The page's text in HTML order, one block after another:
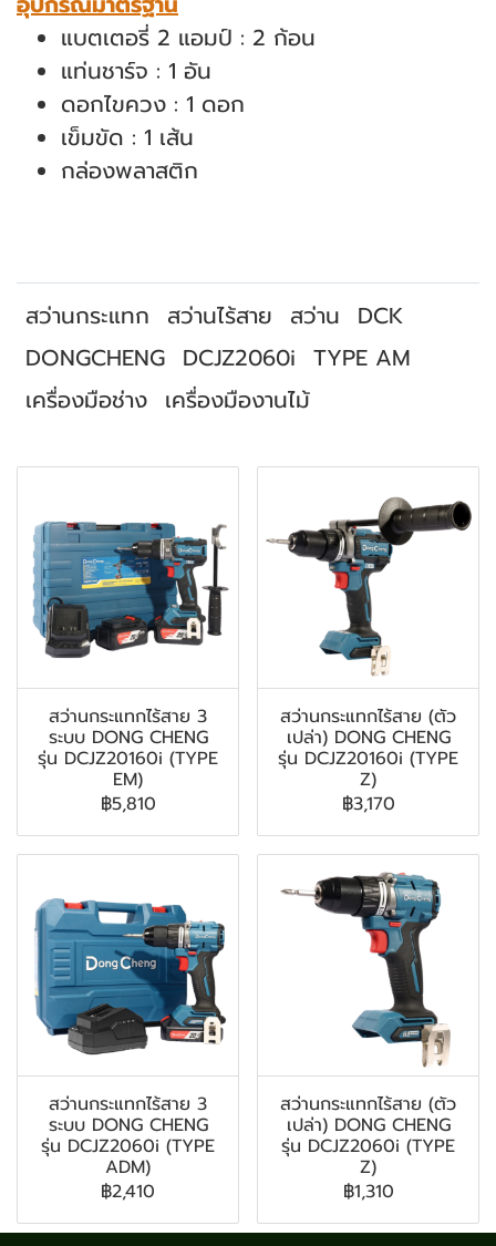
แบตเตอรี่ 2 แอมป์ : 2 ก้อน
แท่นชาร์จ : 1 อัน
ดอกไขควง : 1 ดอก
เข็มขัด : 1 เส้น
กล่องพลาสติก
สว่านกระแทก สว่านไร้สาย สว่าน DCK
DONGCHENG DCJZ2060i TYPE AM
เครื่องมือช่าง เครื่องมืองานไม้
สว่านกระแทกไร้สาย 3
ระบบ DONG CHENG
รุ่น DCJZ20160i (TYPE
EM)
฿5,810
สว่านกระแทกไร้สาย (ตัว
เปล่า) DONG CHENG
รุ่น DCJZ20160i (TYPE
Z)
฿3,170
สว่านกระแทกไร้สาย 3
ระบบ DONG CHENG
รุ่น DCJZ2060i (TYPE
ADM)
฿2,410
สว่านกระแทกไร้สาย (ตัว
เปล่า) DONG CHENG
รุ่น DCJZ2060i (TYPE
Z)
฿1,310